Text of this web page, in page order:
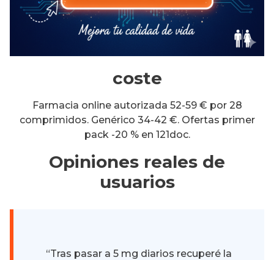
coste
Farmacia online autorizada 52-59 € por 28
comprimidos. Genérico 34-42 €. Ofertas primer
pack -20 % en 121doc.
Opiniones reales de
usuarios
“Tras pasar a 5 mg diarios recuperé la